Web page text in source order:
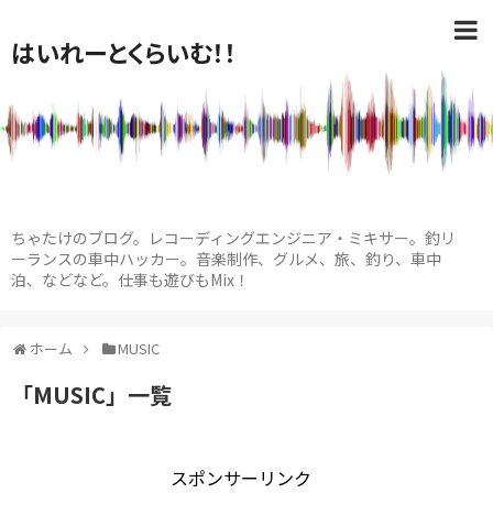
はいれーとくらいむ！！
ちゃたけのブログ。レコーディングエンジニア・ミキサー。釣リ
ーランスの車中ハッカー。音楽制作、グルメ、旅、釣り、車中
泊、などなど。仕事も遊びもMix！
ホーム MUSIC
「MUSIC」 一覧
スポンサーリンク